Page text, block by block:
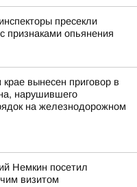
пресекли
признаками опьянения
вынесен приговор в
нарушившего
на железнодорожном
Немкин посетил
визитом